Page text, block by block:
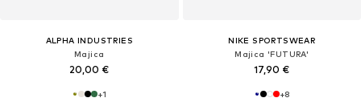
ALPHA INDUSTRIES
Majica
20,00 €
+1
NIKE SPORTSWEAR
Majica 'FUTURA'
17,90 €
+8